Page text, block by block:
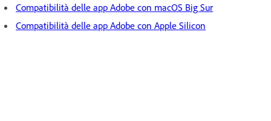
Compatibilità delle app Adobe con macOS Big Sur
Compatibilità delle app Adobe con Apple Silicon